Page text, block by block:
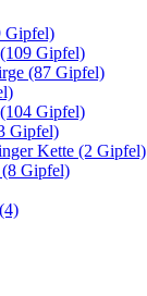
Gipfel)
Gipfel)
(87 Gipfel)
Gipfel)
Gipfel)
Kette (2 Gipfel)
(8 Gipfel)